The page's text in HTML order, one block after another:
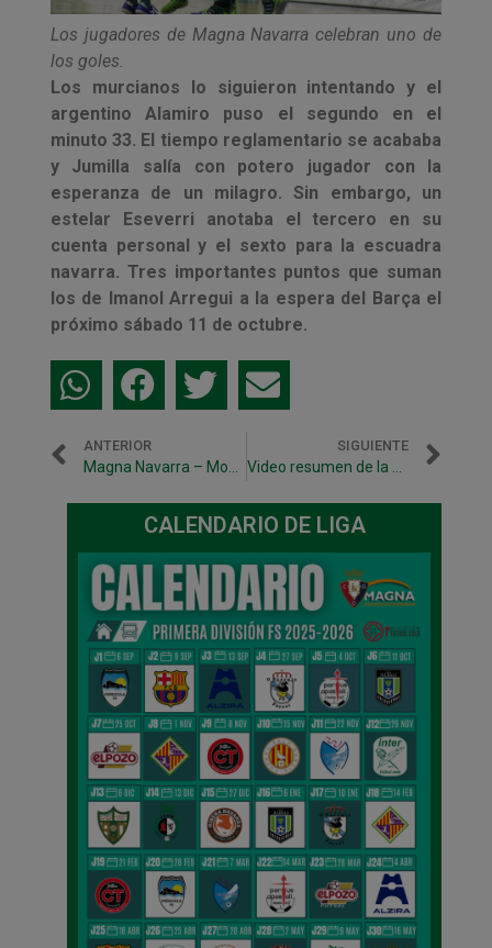
Los jugadores de Magna Navarra celebran uno de
los goles.
Los murcianos lo siguieron intentando y el
argentino Alamiro puso el segundo en el
minuto 33. El tiempo reglamentario se acababa
y Jumilla salía con potero jugador con la
esperanza de un milagro. Sin embargo, un
estelar Eseverri anotaba el tercero en su
cuenta personal y el sexto para la escuadra
navarra. Tres importantes puntos que suman
los de Imanol Arregui a la espera del Barça el
próximo sábado 11 de octubre.
ANTERIOR SIGUIENTE
CALENDARIO DE LIGA